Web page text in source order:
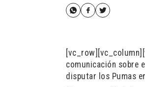
comunicación sobre
disputar los Pumas